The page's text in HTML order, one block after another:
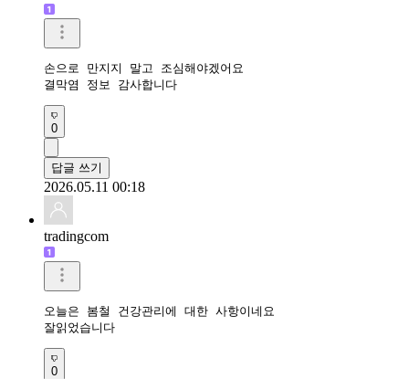
손으로 만지지 말고 조심해야겠어요
결막염 정보 감사합니다
0
답글 쓰기
2026.05.11 00:18
tradingcom
오늘은 봄철 건강관리에 대한 사항이네요
잘읽었습니다
0